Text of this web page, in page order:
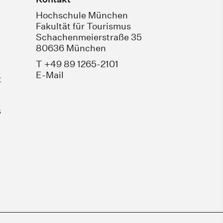
Hochschule München
Fakultät für Tourismus
Schachenmeierstraße 35
80636 München
T +49 89 1265-2101
E-Mail